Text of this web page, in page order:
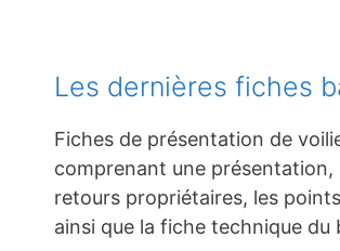
Les dernières fiches
Fiches de présentation de
comprenant une présentation,
retours propriétaires, les
ainsi que la fiche technique du